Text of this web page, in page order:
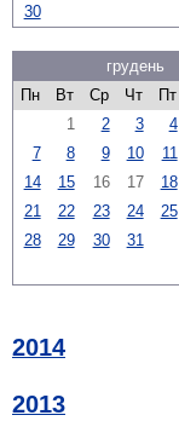
30
грудень
Пн
Вт Ср Чт Пт
1
2 3 4
7
8 9 10 11
14
15 16 17 18
21
22 23 24 25
28
29 30 31
2014
2013